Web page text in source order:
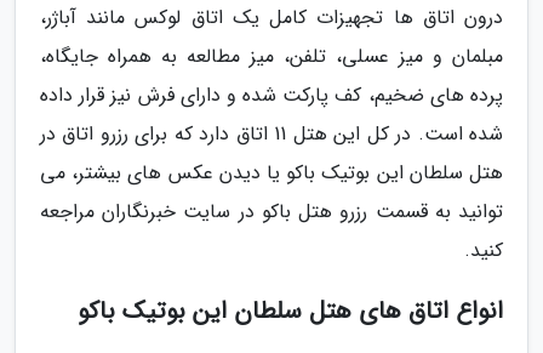
درون اتاق ها تجهیزات کامل یک اتاق لوکس مانند آباژر،
مبلمان و میز عسلی، تلفن، میز مطالعه به همراه جایگاه،
پرده های ضخیم، کف پارکت شده و دارای فرش نیز قرار داده
شده است. در کل این هتل 11 اتاق دارد که برای رزرو اتاق در
هتل سلطان این بوتیک باکو یا دیدن عکس های بیشتر، می
توانید به قسمت رزرو هتل باکو در سایت خبرنگاران مراجعه
کنید.
انواع اتاق های هتل سلطان این بوتیک باکو